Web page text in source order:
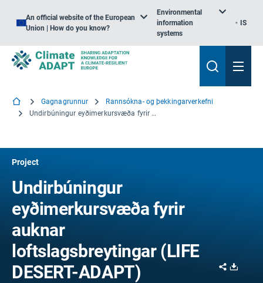
An official website of the European
Union | How do you know?
Environmental
information
systems
IS
Gagnagrunnur
Rannsókna- og þekkingarverkefni
Undirbúningur eyðimerkursvæða fyrir auknar loftslagsbreytingar
Project
Undirbúningur
eyðimerkursvæða fyrir
auknar
loftslagsbreytingar (LIFE
DESERT-ADAPT)
Share